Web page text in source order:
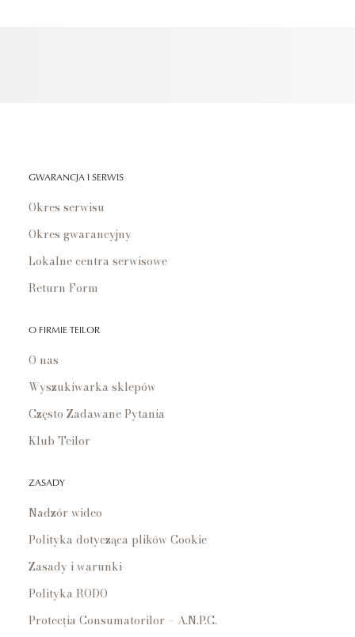
GWARANCJA I SERWIS
Okres serwisu
Okres gwarancyjny
Lokalne centra serwisowe
Return Form
O FIRMIE TEILOR
O nas
Wyszukiwarka sklepów
Często Zadawane Pytania
Klub Teilor
ZASADY
Nadzór wideo
Polityka dotycząca plików Cookie
Zasady i warunki
Polityka RODO
Protecția Consumatorilor – A.N.P.C.